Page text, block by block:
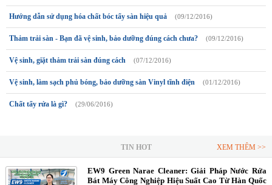
Hướng dẫn sử dụng hóa chất bóc tẩy sàn hiệu quả (09/12/2016)
Thảm trải sàn - Bạn đã vệ sinh, bảo dưỡng đúng cách chưa? (09/12/2016)
Vệ sinh, giặt thảm trải sàn đúng cách (07/12/2016)
Vệ sinh, làm sạch phủ bóng, bảo dưỡng sàn Vinyl tĩnh điện (01/12/2016)
Chất tẩy rửa là gì? (29/06/2016)
TIN HOT XEM THÊM >>
EW9 Green Narae Cleaner: Giải Pháp Nước Rửa
Bát Máy Công Nghiệp Hiệu Suất Cao Từ Hàn Quốc